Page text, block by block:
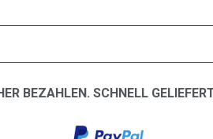
BEZAHLEN. SCHNELL